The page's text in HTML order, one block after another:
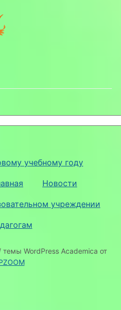
учебному году
Новости
учреждении
WordPress Academica от